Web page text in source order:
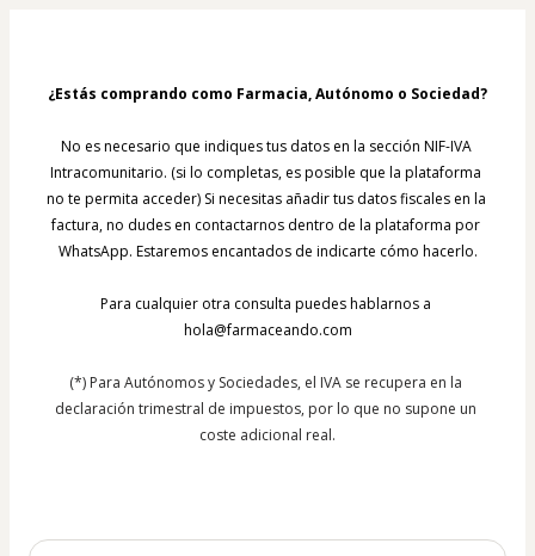
¿Estás comprando como Farmacia, Autónomo o Sociedad?
No es necesario que indiques tus datos en la sección NIF-IVA
Intracomunitario. (si lo completas, es posible que la plataforma
no te permita acceder) Si necesitas añadir tus datos fiscales en la
factura, no dudes en contactarnos dentro de la plataforma por
WhatsApp. Estaremos encantados de indicarte cómo hacerlo.
Para cualquier otra consulta puedes hablarnos a
hola@farmaceando.com
(*) Para Autónomos y Sociedades, el IVA se recupera en la
declaración trimestral de impuestos, por lo que no supone un
coste adicional real.